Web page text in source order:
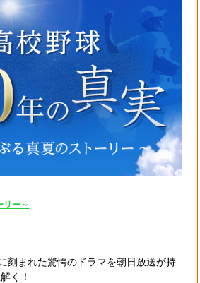
リー～
刻まれた驚愕のドラマを朝日放送が持
く！